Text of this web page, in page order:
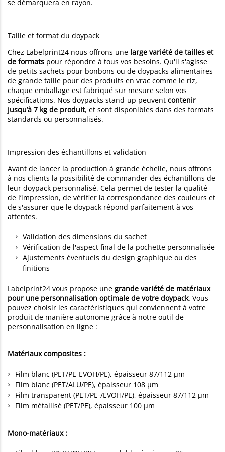
se démarquera en rayon.
Taille et format du doypack
Chez Labelprint24 nous offrons une large variété de tailles et
de formats pour répondre à tous vos besoins. Qu'il s'agisse
de petits sachets pour bonbons ou de doypacks alimentaires
de grande taille pour des produits en vrac comme le riz,
chaque emballage est fabriqué sur mesure selon vos
spécifications. Nos doypacks stand-up peuvent contenir
jusqu’à 7 kg de produit, et sont disponibles dans des formats
standards ou personnalisés.
Impression des échantillons et validation
Avant de lancer la production à grande échelle, nous offrons
à nos clients la possibilité de commander des échantillons de
leur doypack personnalisé. Cela permet de tester la qualité
de l’impression, de vérifier la correspondance des couleurs et
de s'assurer que le doypack répond parfaitement à vos
attentes.
Validation des dimensions du sachet
Vérification de l'aspect final de la pochette personnalisée
Ajustements éventuels du design graphique ou des
finitions
Labelprint24 vous propose une grande variété de matériaux
pour une personnalisation optimale de votre doypack. Vous
pouvez choisir les caractéristiques qui conviennent à votre
produit de manière autonome grâce à notre outil de
personnalisation en ligne :
Matériaux composites :
Film blanc (PET/PE-EVOH/PE), épaisseur 87/112 µm
Film blanc (PET/ALU/PE), épaisseur 108 µm
Film transparent (PET/PE-/EVOH/PE), épaisseur 87/112 µm
Film métallisé (PET/PE), épaisseur 100 µm
Mono-matériaux :